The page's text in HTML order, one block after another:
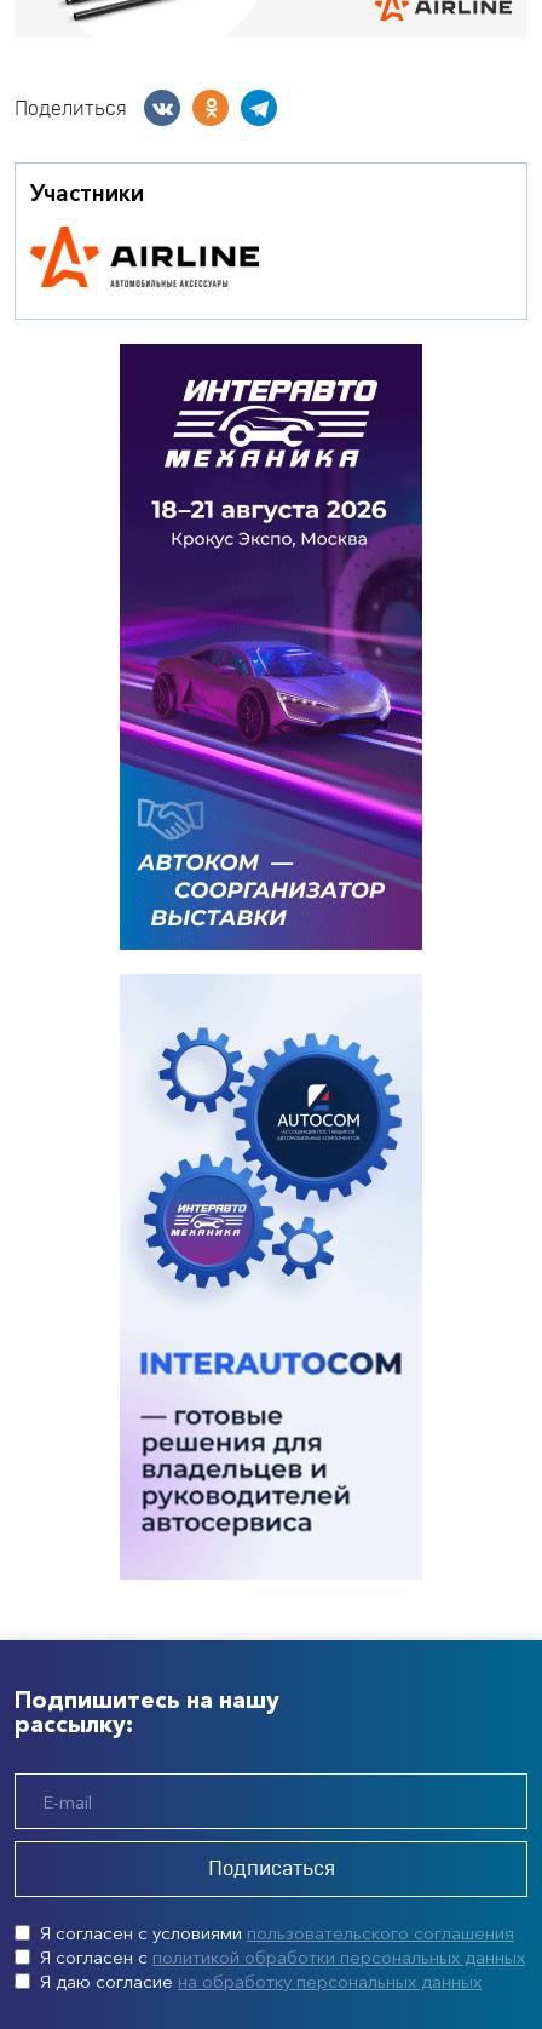
Поделиться
Участники
Подпишитесь на нашу
рассылку:
Подписаться
Я согласен с условиями пользовательского соглашения
Я согласен с политикой обработки персональных данных
Я даю согласие на обработку персональных данных